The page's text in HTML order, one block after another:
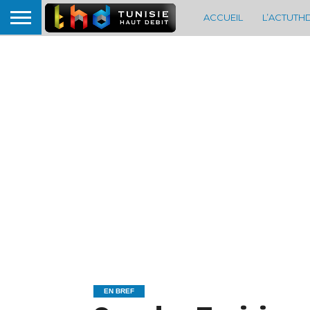
ACCUEIL
EN BREF